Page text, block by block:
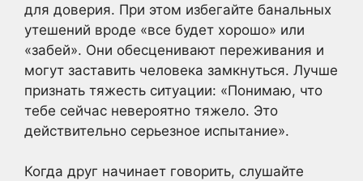
для доверия. При этом избегайте банальных
утешений вроде «все будет хорошо» или
«забей». Они обесценивают переживания и
могут заставить человека замкнуться. Лучше
признать тяжесть ситуации: «Понимаю, что
тебе сейчас невероятно тяжело. Это
действительно серьезное испытание».
Когда друг начинает говорить, слушайте